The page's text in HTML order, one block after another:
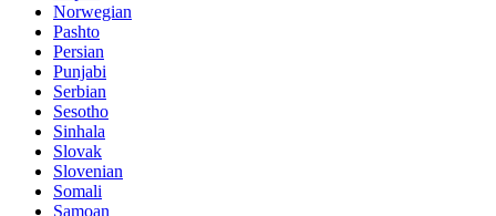
Norwegian
Pashto
Persian
Punjabi
Serbian
Sesotho
Sinhala
Slovak
Slovenian
Somali
Samoan